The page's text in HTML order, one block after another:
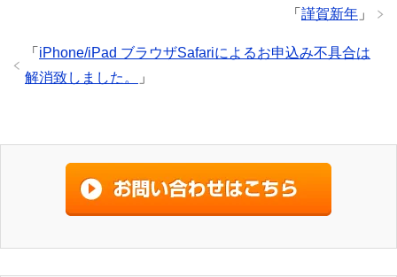
「 謹賀新年 」
「 iPhone/iPad ブラウザSafariによるお申込み不具合は
解消致しました。
」